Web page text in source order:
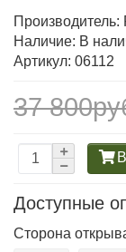
Производитель:
Наличие: В
Артикул: 06112
37
Доступные
Сторона